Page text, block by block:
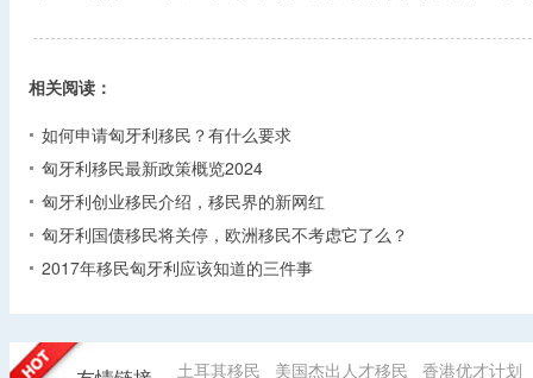
相关阅读：
如何申请匈牙利移民？有什么要求
‌匈牙利移民最新政策概览2024
匈牙利创业移民介绍，移民界的新网红
匈牙利国债移民将关停，欧洲移民不考虑它了么？
2017年移民匈牙利应该知道的三件事
土耳其移民 美国杰出人才移民 香港优才计划